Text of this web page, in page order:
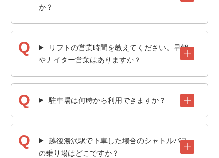
か？
リフトの営業時間を教えてください。早朝
やナイター営業はありますか？
駐車場は何時から利用できますか？
越後湯沢駅で下車した場合のシャトルバス
の乗り場はどこですか？